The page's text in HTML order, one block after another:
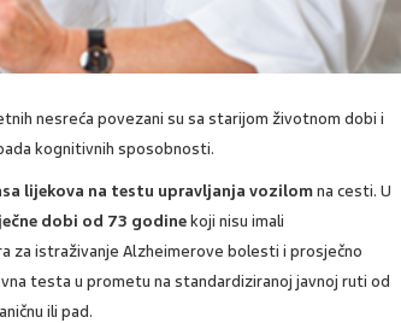
nesreća povezani su sa starijom životnom dobi i
kognitivnih sposobnosti.
lijekova na testu upravljanja vozilomna cesti. U
dobi od 73 godinekoji nisu imali
za istraživanje Alzheimerove bolesti i prosječno
testa u prometu na standardiziranoj javnoj ruti od
ili pad.